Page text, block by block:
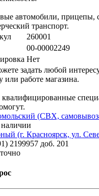
автомобили, прицепы,
транспорт.
260001
00-00002249
Нет
задать любой
или работе магазина.
(СВХ,
(г. Красноярск, ул.
2199957 доб. 201